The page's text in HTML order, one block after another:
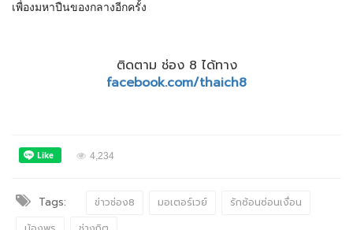
เพื่องมหาปืนของกลางอีกครั้ง
ติดตาม ช่อง 8 ได้ทาง
facebook.com/thaich8
4,234
Tags: ข่าวช่อง8 มอเตอร์เวย์
รักซ้อนซ่อนเงื่อน